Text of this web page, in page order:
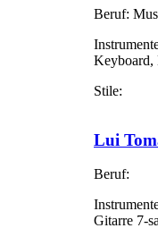
Beruf:
Keyboard,
Stile:
Lui
Beruf:
Gitarre 7-